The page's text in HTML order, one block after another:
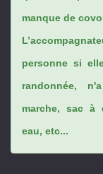
manque de
personne si
randonnée,
marche, sac à
eau, etc...